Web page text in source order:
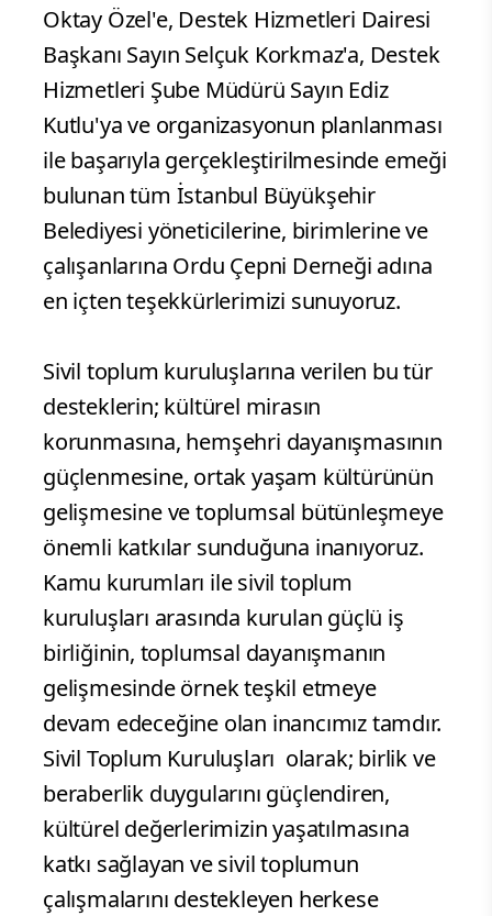
Oktay Özel'e, Destek Hizmetleri Dairesi
Başkanı Sayın Selçuk Korkmaz'a, Destek
Hizmetleri Şube Müdürü Sayın Ediz
Kutlu'ya ve organizasyonun planlanması
ile başarıyla gerçekleştirilmesinde emeği
bulunan tüm İstanbul Büyükşehir
Belediyesi yöneticilerine, birimlerine ve
çalışanlarına Ordu Çepni Derneği adına
en içten teşekkürlerimizi sunuyoruz.
Sivil toplum kuruluşlarına verilen bu tür
desteklerin; kültürel mirasın
korunmasına, hemşehri dayanışmasının
güçlenmesine, ortak yaşam kültürünün
gelişmesine ve toplumsal bütünleşmeye
önemli katkılar sunduğuna inanıyoruz.
Kamu kurumları ile sivil toplum
kuruluşları arasında kurulan güçlü iş
birliğinin, toplumsal dayanışmanın
gelişmesinde örnek teşkil etmeye
devam edeceğine olan inancımız tamdır.
Sivil Toplum Kuruluşları olarak; birlik ve
beraberlik duygularını güçlendiren,
kültürel değerlerimizin yaşatılmasına
katkı sağlayan ve sivil toplumun
çalışmalarını destekleyen herkese